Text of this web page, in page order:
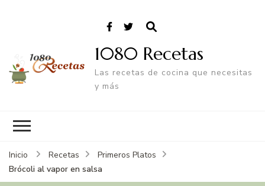
1080 Recetas
Las recetas de cocina que necesitas
y más
Inicio Recetas
Primeros Platos
Brócoli al vapor en salsa